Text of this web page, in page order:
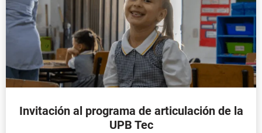
Invitación al programa de articulación de la
UPB Tec